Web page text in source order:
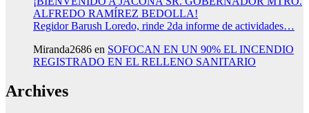
ALFREDO RAMÍREZ BEDOLLA!
Regidor Barush Loredo, rinde 2da informe de actividades…
Miranda2686 en SOFOCAN EN UN 90% EL INCENDIO
REGISTRADO EN EL RELLENO SANITARIO
Archives